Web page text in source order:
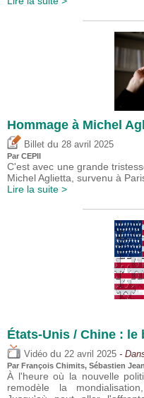
Hommage à Michel
Billet du 28 avril 2025
Par CEPII
C'est avec une grande
Michel Aglietta, survenu à
Lire la suite >
États-Unis / Chine : le
Vidéo du 22 avril 2025 -
Par François Chimits, Sébastien Jean
À l'heure où la nouvelle
remodèle la